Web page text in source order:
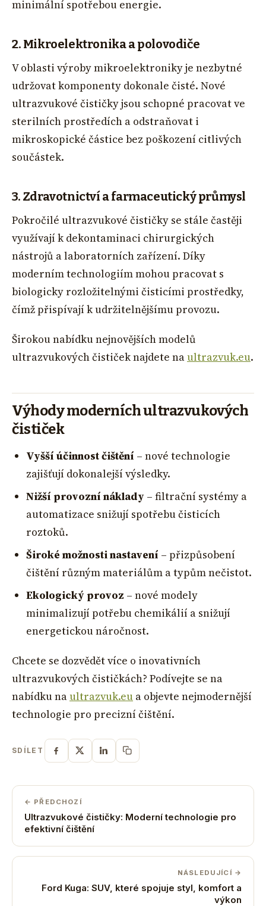
minimální spotřebou energie.
2. Mikroelektronika a polovodiče
V oblasti výroby mikroelektroniky je nezbytné
udržovat komponenty dokonale čisté. Nové
ultrazvukové čističky jsou schopné pracovat ve
sterilních prostředích a odstraňovat i
mikroskopické částice bez poškození citlivých
součástek.
3. Zdravotnictví a farmaceutický průmysl
Pokročilé ultrazvukové čističky se stále častěji
využívají k dekontaminaci chirurgických
nástrojů a laboratorních zařízení. Díky
moderním technologiím mohou pracovat s
biologicky rozložitelnými čisticími prostředky,
čímž přispívají k udržitelnějšímu provozu.
Širokou nabídku nejnovějších modelů
ultrazvukových čističek najdete naultrazvuk.eu.
Výhody moderních ultrazvukových
čističek
Vyšší účinnost čištění – nové technologie
zajišťují dokonalejší výsledky.
Nižší provozní náklady – filtrační systémy a
automatizace snižují spotřebu čisticích
roztoků.
Široké možnosti nastavení – přizpůsobení
čištění různým materiálům a typům nečistot.
Ekologický provoz – nové modely
minimalizují potřebu chemikálií a snižují
energetickou náročnost.
Chcete se dozvědět více o inovativních
ultrazvukových čističkách? Podívejte se na
nabídku naultrazvuk.eu a objevte nejmodernější
technologie pro precizní čištění.
SDÍLET
← PŘEDCHOZÍ
Ultrazvukové čističky: Moderní technologie pro
efektivní čištění
NÁSLEDUJÍCÍ →
Ford Kuga: SUV, které spojuje styl, komfort a
výkon